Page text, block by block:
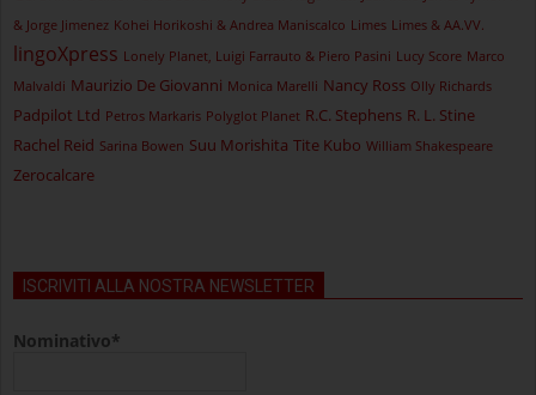
& Jorge Jimenez Kohei Horikoshi & Andrea Maniscalco Limes Limes & AA.VV.
lingoXpress Lonely Planet, Luigi Farrauto & Piero Pasini Lucy Score Marco
Malvaldi Maurizio De Giovanni Monica Marelli Nancy Ross Olly Richards
Padpilot Ltd Petros Markaris Polyglot Planet R.C. Stephens R. L. Stine
Rachel Reid Sarina Bowen Suu Morishita Tite Kubo William Shakespeare
Zerocalcare
ISCRIVITI ALLA NOSTRA NEWSLETTER
Nominativo*